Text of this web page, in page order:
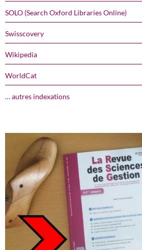
SOLO (Search Oxford Libraries Online)
Swisscovery
Wikipedia
WorldCat
… autres indexations